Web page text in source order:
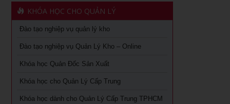
Văn hóa lấy khách hàng làm trung tâm: từ chiến lược đến
hành động
Chuyên khảo Nói chuyện làm ăn dưới góc nhìn phong
Khóa học livestream bán hàng chuyên nghiệp
Học cách kiểm soát tài chính doanh nghiệp tại tphcm
Học phong thủy ứng dụng tại TPHCM
Chiến lược nguồn nhân lực trong thời kỳ 4.0
Kỹ Năng Lãnh Đạo Cao Cấp
KHÓA HỌC CHO QUẢN LÝ
Đào tạo nghiệp vụ quản lý kho
Đào tạo nghiệp vụ Quản Lý Kho – Online
Khóa học Quản Đốc Sản Xuất
Khóa học cho Quản Lý Cấp Trung
Khóa học dành cho Quản Lý Cấp Trung TPHCM